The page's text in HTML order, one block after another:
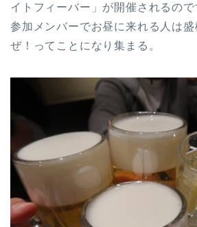
イトフィーバー」が開催されるので
参加メンバーでお昼に来れる人は盛
ぜ！ってことになり集まる。